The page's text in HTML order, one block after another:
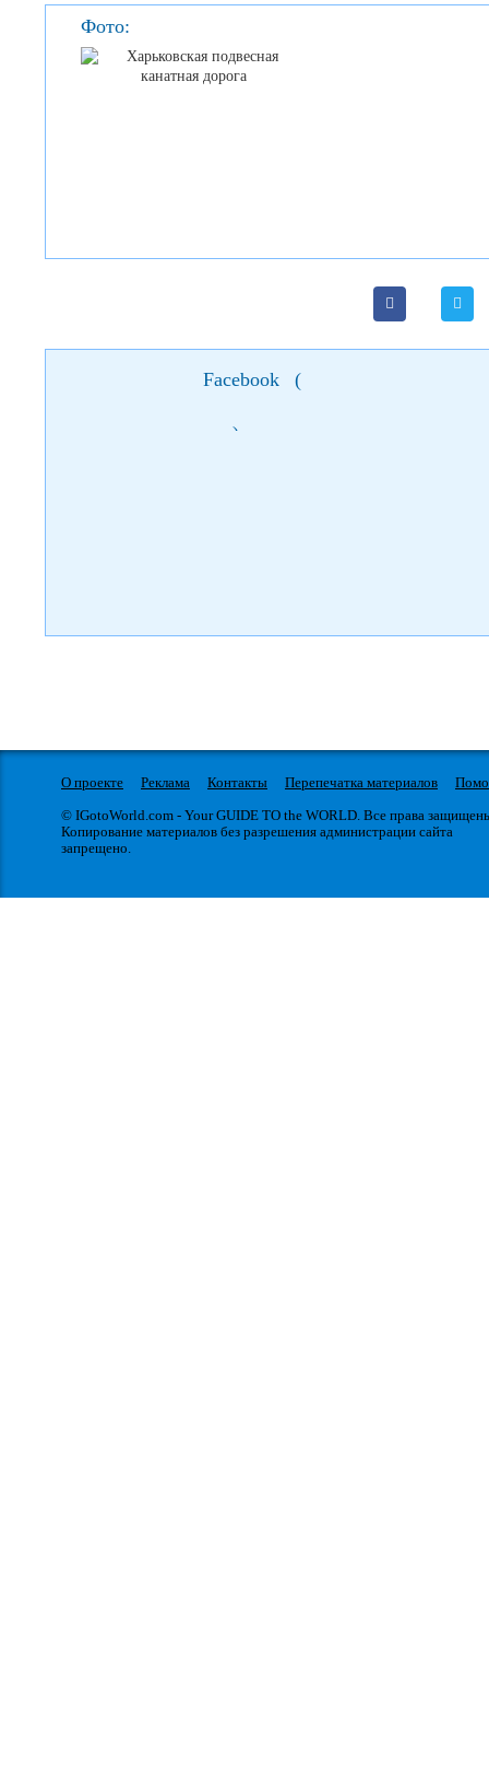
Фото:
Facebook (
)
О проекте Реклама Контакты Перепечатка материалов
© IGotoWorld.com - Your GUIDE TO the WORLD. Все права
Копирование материалов без разрешения администрации сайта
запрещено.